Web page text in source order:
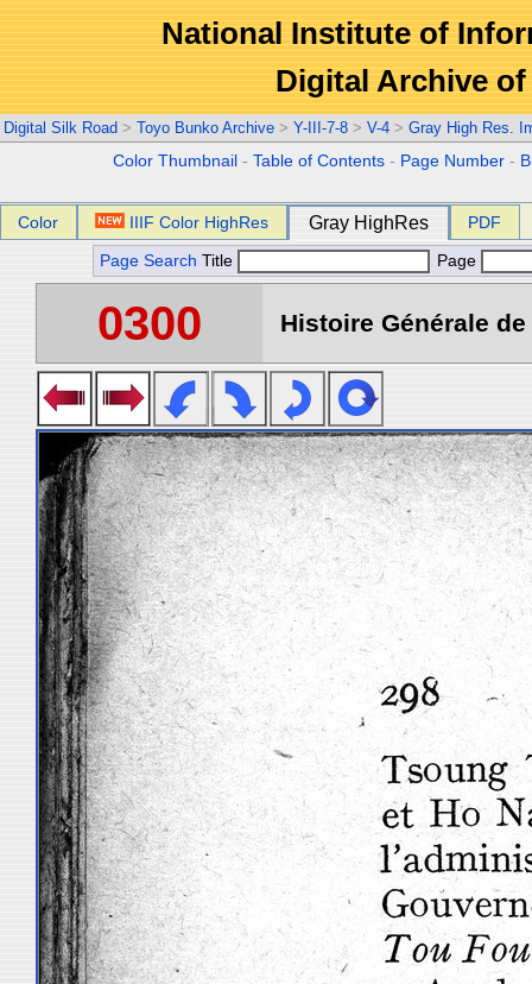
National Institute of
Digital Archive
Digital Silk Road > Toyo Bunko Archive > Y-III-7-8 > V-4 > Gray High Res.
Color Thumbnail -Table of Contents - Page Number -
Color IIIF Color HighRes Gray HighRes PDF
Page Search Title Page
0300 Histoire Générale